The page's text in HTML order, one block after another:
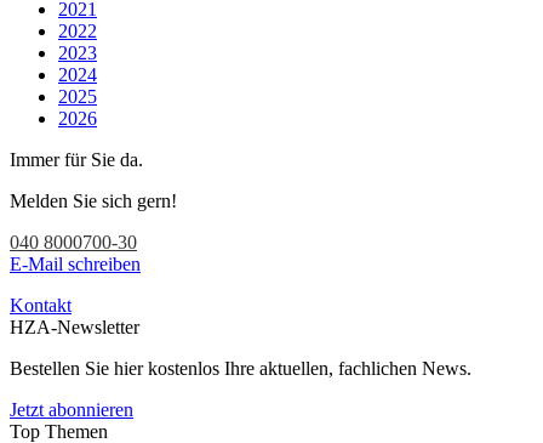
2021
2022
2023
2024
2025
2026
Immer für Sie da.
Melden Sie sich gern!
040 8000700-30
E-Mail schreiben
Kontakt
HZA-Newsletter
Bestellen Sie hier kostenlos Ihre aktuellen, fachlichen News.
Jetzt abonnieren
Top Themen